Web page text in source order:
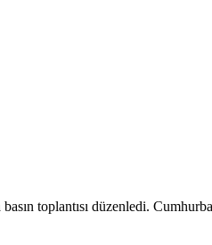
toplantısı düzenledi.